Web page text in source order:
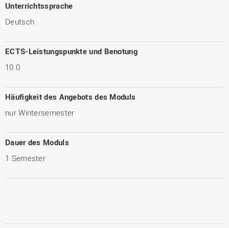
Unterrichtssprache
Deutsch
ECTS-Leistungspunkte und Benotung
10.0
Häufigkeit des Angebots des Moduls
nur Wintersemester
Dauer des Moduls
1 Semester